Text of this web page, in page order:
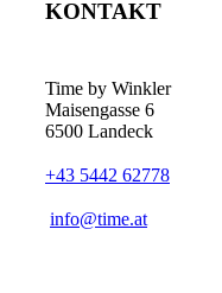
KONTAKT
Time by Winkler
Maisengasse 6
6500 Landeck
+43 5442 62778
­info@time.at